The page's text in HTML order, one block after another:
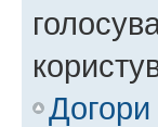
Догори